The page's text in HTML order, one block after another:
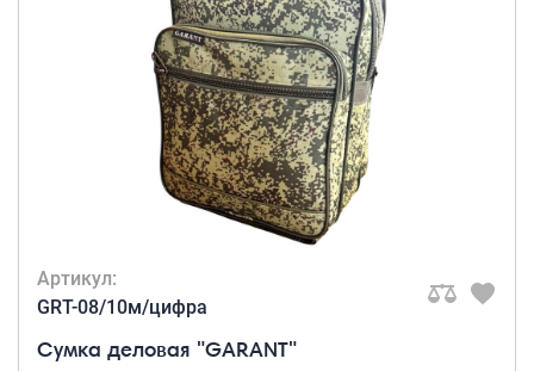
Артикул:
GRT-08/10м/цифра
Сумка деловая "GARANT"